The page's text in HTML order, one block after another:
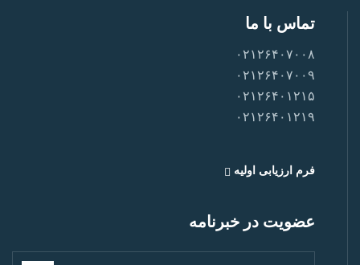
تماس با ما
۰۲۱۲۶۴۰۷۰۰۸
۰۲۱۲۶۴۰۷۰۰۹
۰۲۱۲۶۴۰۱۲۱۵
۰۲۱۲۶۴۰۱۲۱۹
فرم ارزیابی اولیه
عضویت در خبرنامه